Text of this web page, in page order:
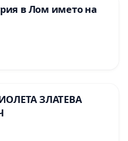
в Лом името на
ЗЛАТЕВА